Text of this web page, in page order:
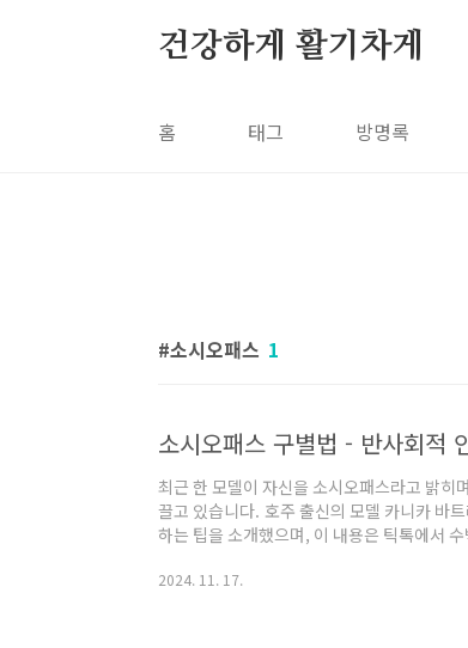
건강하게 활기차게
홈 태그 방명록
소시오패스 1
최근 한 모델이 자신을 소시오패스라고 밝히
끌고 있습니다. 호주 출신의 모델 카니카 바
하는 팁을 소개했으며, 이 내용은 틱톡에서
습니다. 소시오패스 구별법 - 반사회적 인격
다. 이들은 자신의 성공을 위해 수단과 방법
2024. 11. 17.